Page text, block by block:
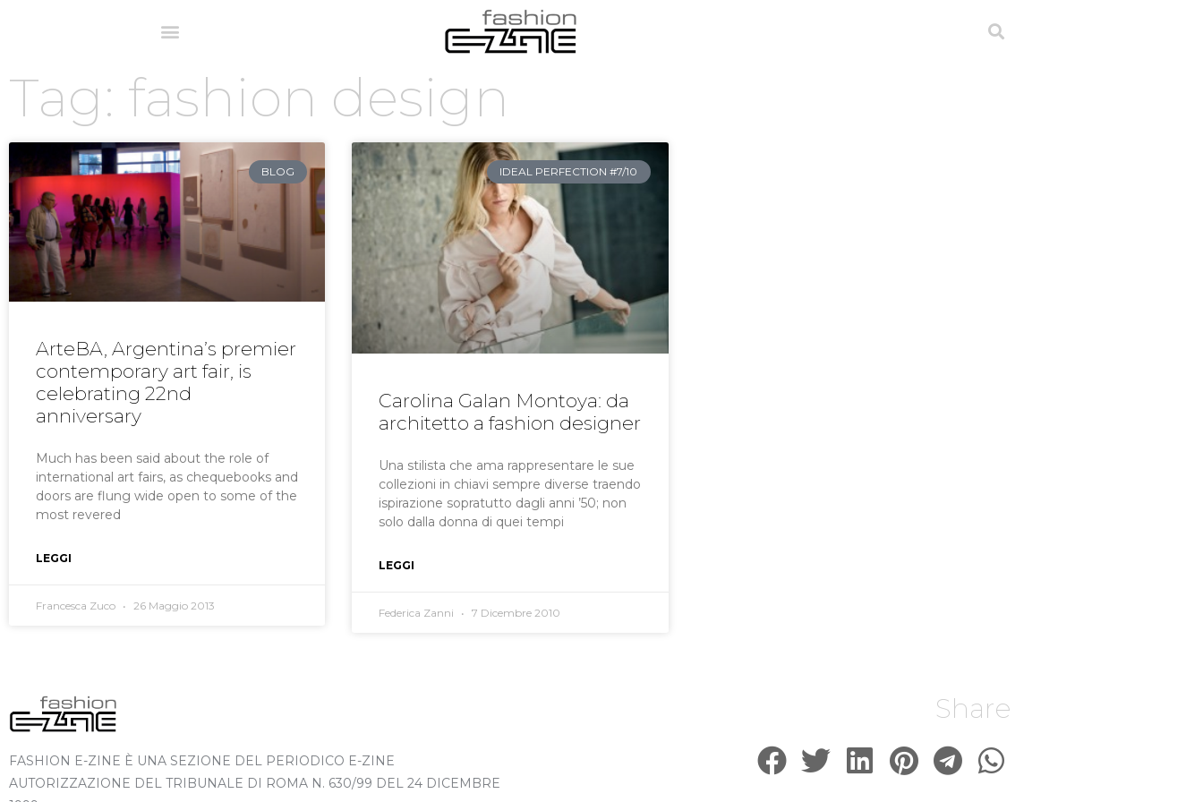
Tag: fashion design
BLOG
ArteBA, Argentina’s premier
contemporary art fair, is
celebrating 22nd
anniversary
Much has been said about the role of
international art fairs, as chequebooks and
doors are flung wide open to some of the
most revered
LEGGI
Francesca Zuco 26 Maggio 2013
IDEAL PERFECTION #7/10
Carolina Galan Montoya: da
architetto a fashion designer
Una stilista che ama rappresentare le sue
collezioni in chiavi sempre diverse traendo
ispirazione sopratutto dagli anni ’50; non
solo dalla donna di quei tempi
LEGGI
Federica Zanni 7 Dicembre 2010
FASHION E-ZINE È UNA SEZIONE DEL PERIODICO E-ZINE
AUTORIZZAZIONE DEL TRIBUNALE DI ROMA N. 630/99 DEL 24 DICEMBRE
Share